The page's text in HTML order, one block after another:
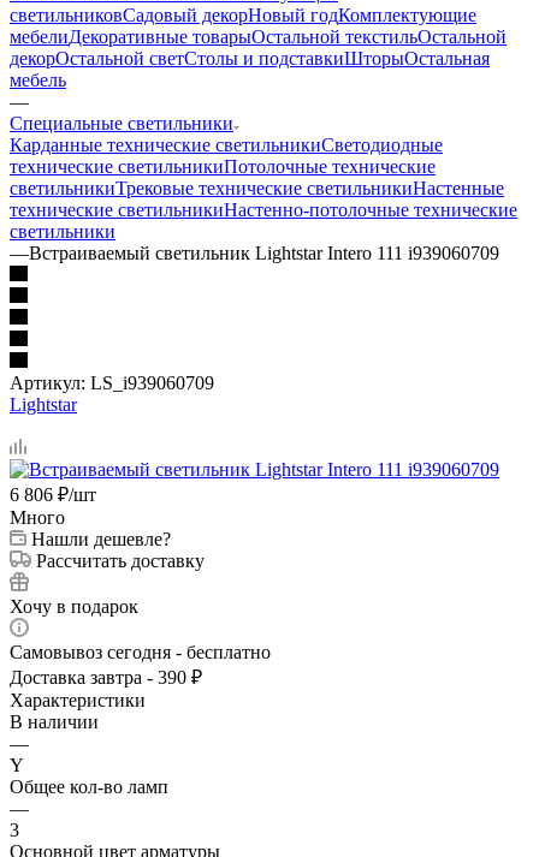
светильниковСадовый декорНовый годКомплектующие
мебелиДекоративные товарыОстальной текстильОстальной
декорОстальной светСтолы и подставкиШторыОстальная
мебель
—
Специальные светильники
Карданные технические светильникиСветодиодные
технические светильникиПотолочные технические
светильникиТрековые технические светильникиНастенные
технические светильникиНастенно-потолочные технические
светильники
—Встраиваемый светильник Lightstar Intero 111 i939060709
Артикул: LS_i939060709
Lightstar
6 806 ₽/шт
Много
Нашли дешевле?
Рассчитать доставку
Хочу в подарок
Самовывоз сегодня - бесплатно
Доставка завтра - 390 ₽
Характеристики
В наличии
—
Y
Общее кол-во ламп
—
3
Основной цвет арматуры